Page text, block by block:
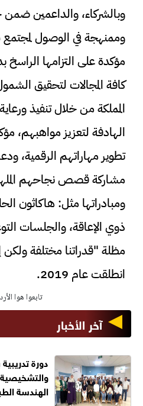
وبالشركاء، والداعمين
وممنهجة في الوصول
مؤكدة على التزامها الراسخ
كافة المجالات لتحقيق
المملكة من خلال تنفيذ
الهادفة لتعزيز مواهبهم،
تطوير مهاراتهم الرقمية،
مشاركة قصص نجاحهم
ومبادراتها مثل: هاكاثون
ذوي الإعاقة، والجلسات
مظلة "قدراتنا مختلفة ولكن
انطلقت عام 2019.
تابعوا هوا
آخر الأخبار
دورة
الهندسة